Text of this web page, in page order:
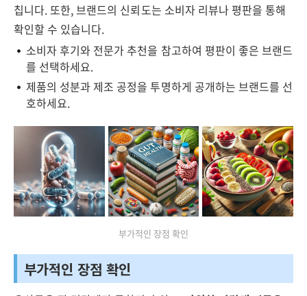
칩니다. 또한, 브랜드의 신뢰도는 소비자 리뷰나 평판을 통해
확인할 수 있습니다.
소비자 후기와 전문가 추천을 참고하여 평판이 좋은 브랜드
를 선택하세요.
제품의 성분과 제조 공정을 투명하게 공개하는 브랜드를 선
호하세요.
부가적인 장점 확인
부가적인 장점 확인